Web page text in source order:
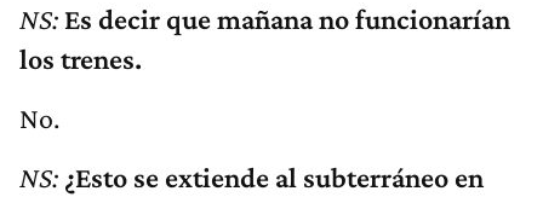
NS: Es decir que mañana no funcionarían
los trenes.
No.
NS: ¿Esto se extiende al subterráneo en